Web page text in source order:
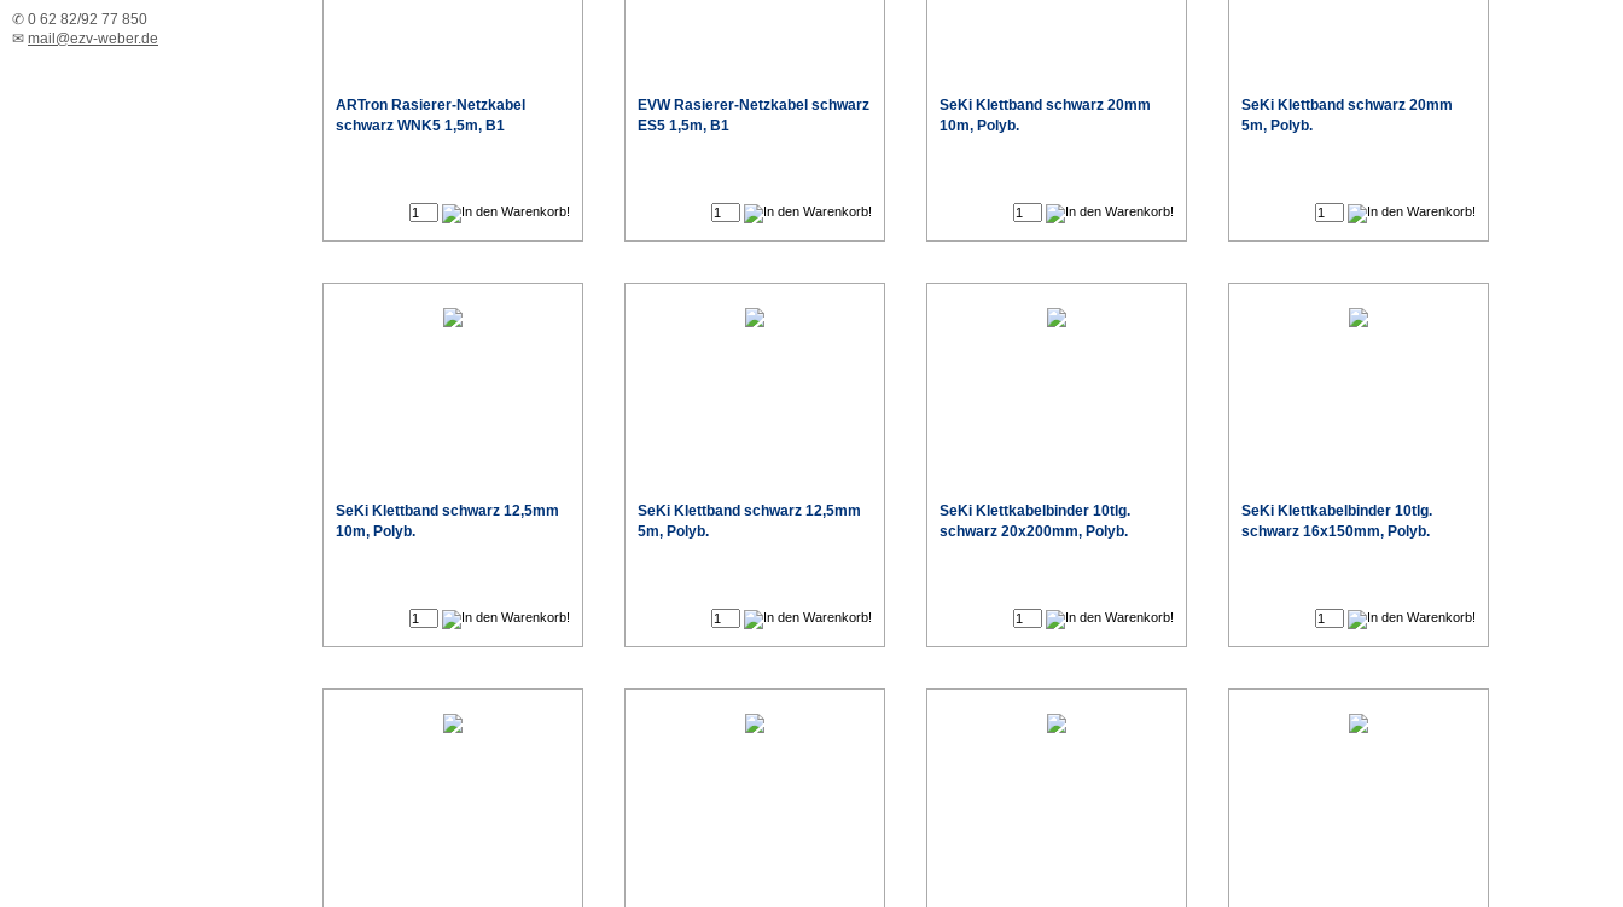
✆ 0 62 82/92 77 850
✉ mail@ezv-weber.de
ARTron Rasierer-Netzkabel
schwarz WNK5 1,5m, B1
EVW Rasierer-Netzkabel schwarz
ES5 1,5m, B1
SeKi Klettband schwarz 20mm
10m, Polyb.
SeKi Klettband schwarz 20mm
5m, Polyb.
SeKi Klettband schwarz 12,5mm
10m, Polyb.
SeKi Klettband schwarz 12,5mm
5m, Polyb.
SeKi Klettkabelbinder 10tlg.
schwarz 20x200mm, Polyb.
SeKi Klettkabelbinder 10tlg.
schwarz 16x150mm, Polyb.